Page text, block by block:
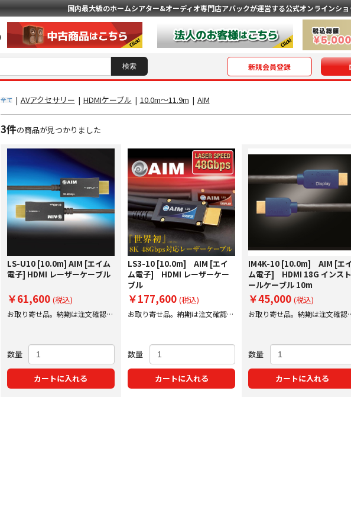
国内最大級のホームシアター&オーディオ専門店アバックが運営する公式オンラインショ
新規会員登録
全て | AVアクセサリー | HDMIケーブル | 10.0m〜11.9m | AIM
3件の商品が見つかりました
LS-U10 [10.0m] AIM [エイム
電子] HDMI レーザーケーブル
￥61,600 (税込)
お取り寄せ品。納期は注文確認後
数量
カートに入れる
LS3-10 [10.0m] AIM [エイ
ム電子] HDMI レーザーケー
ブル
￥177,600 (税込)
お取り寄せ品。納期は注文確認後
数量
カートに入れる
IM4K-10 [10.0m] AIM [エ
ム電子] HDMI 18G インス
ールケーブル 10m
￥45,000(税込)
お取り寄せ品。納期は注文確認
数量
カートに入れる